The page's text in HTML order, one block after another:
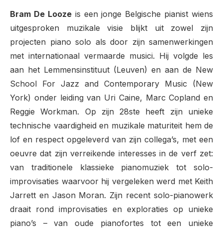
Bram De Loozeis een jonge Belgische pianist wiens
uitgesproken muzikale visie blijkt uit zowel zijn
projecten piano solo als door zijn samenwerkingen
met internationaal vermaarde musici. Hij volgde les
aan het Lemmensinstituut (Leuven) en aan de New
School For Jazz and Contemporary Music (New
York) onder leiding van Uri Caine, Marc Copland en
Reggie Workman. Op zijn 28ste heeft zijn unieke
technische vaardigheid en muzikale maturiteit hem de
lof en respect opgeleverd van zijn collega’s, met een
oeuvre dat zijn verreikende interesses in de verf zet:
van traditionele klassieke pianomuziek tot solo-
improvisaties waarvoor hij vergeleken werd met Keith
Jarrett en Jason Moran. Zijn recent solo-pianowerk
draait rond improvisaties en exploraties op unieke
piano’s – van oude pianofortes tot een unieke